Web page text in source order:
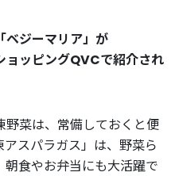
ベジーマリア」が
ョッピングQVCで紹介され
菜は、常備しておくと便
スパラガス」は、野菜ら
食やお弁当にも大活躍で